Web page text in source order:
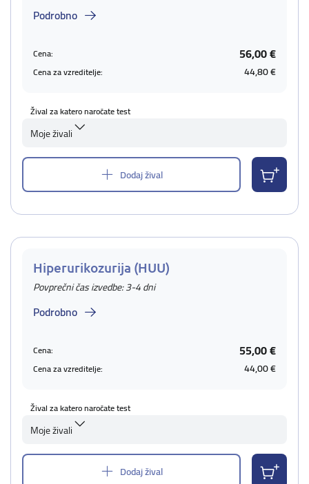
Podrobno
Cena: 56,00 €
Cena za vzreditelje: 44,80 €
Žival za katero naročate test
Moje živali
Dodaj žival
Hiperurikozurija (HUU)
Povprečni čas izvedbe: 3-4 dni
Podrobno
Cena: 55,00 €
Cena za vzreditelje: 44,00 €
Žival za katero naročate test
Moje živali
Dodaj žival